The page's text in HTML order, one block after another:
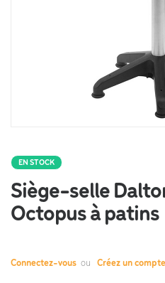
EN STOCK
Siège-selle
Octopus à patins
Connectez-vous ou Créez un compte